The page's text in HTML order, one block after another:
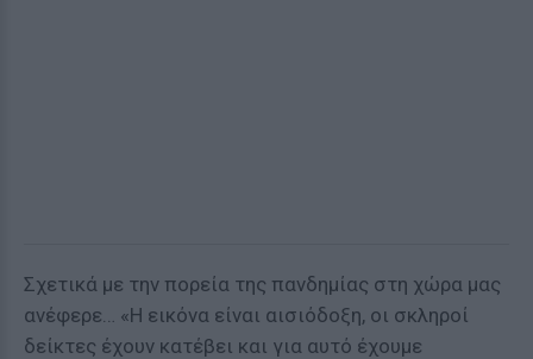
Σχετικά με την πορεία της πανδημίας στη χώρα μας
ανέφερε… «Η εικόνα είναι αισιόδοξη, οι σκληροί
δείκτες έχουν κατέβει και για αυτό έχουμε